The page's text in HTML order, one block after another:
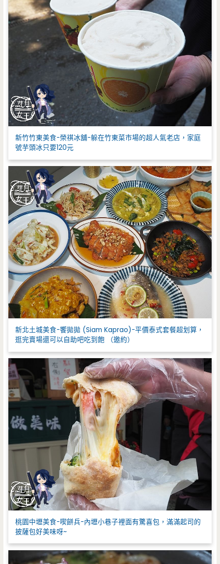
新竹竹東美食-榮祺冰舖-躲在竹東菜市場的超人氣老店，家庭
號芋頭冰只要120元
新北土城美食-饗拋拋 (Siam Kaprao)-平價泰式套餐超划算，
逛完賣場還可以自助吧吃到飽 （邀約）
桃園中壢美食-喫餅兵-內壢小巷子裡面有驚喜包，滿滿起司的
披薩包好美味呀~